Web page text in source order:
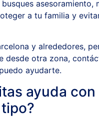
asesoramiento,
a tu familia y
y alrededores,
desde otra zona,
ayudarte.
ayuda